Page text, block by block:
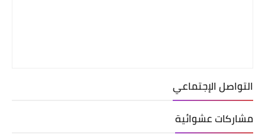
التواصل الإجتماعي
مشاركات عشوائية